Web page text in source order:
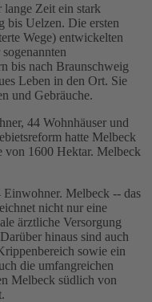
Zeit ein stark
bis Uelzen. Die ersten
Wege) entwickelten
bis nach Braunschweig
Leben in den Ort. Sie
und Gebräuche.
44 Wohnhäuser und
hatte Melbeck
von 1600 Hektar. Melbeck
Einwohner. Melbeck -- das
nicht nur eine
ärztliche Versorgung
hinaus sind auch
sowie ein
die umfangreichen
Melbeck südlich von